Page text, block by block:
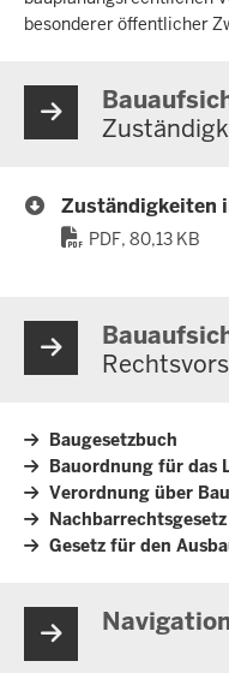
besonderer öffentlicher
Zuständigkeiten
PDF, 80,13 KB
Baugesetzbuch
Bauordnung für das
Verordnung über
Nachbarrechtsgesetz
Gesetz für den